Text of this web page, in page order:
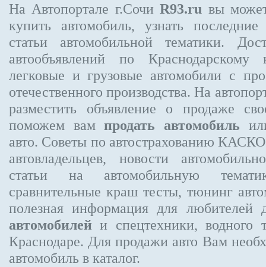
На Автопортале г.СочиR93.ru вы
купить автомобиль, узнать
статьи автомобильной тематики.
автообъявлений по
легковые и грузовые автомобили с
отечественного производства. На
разместить объявление о продаже
поможем вампродать автомобиль
авто. Советы по автострахованию
автовладельцев, новости
статьи на автомобильную
сравнительные краш тесты, тюнинг
полезная информация для любителей
автомобилей и спецтехники, водного
Краснодаре. Для продажи авто Вам
автомобиль в каталог.